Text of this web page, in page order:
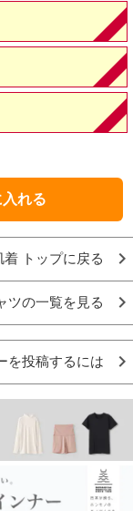
れる
着 トップに戻る
ツの一覧を見る
を投稿するには